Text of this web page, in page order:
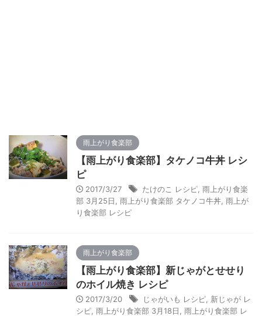
雨上がり食楽部
【雨上がり食楽部】タケノコ牛丼 レシ
ピ
2017/3/27 たけのこ レシピ 雨上がり食楽
部 3月25日
雨上がり食楽部 タケノコ牛丼 雨上が
り食楽部 レシピ
雨上がり食楽部
【雨上がり食楽部】新じゃがとせせり
のホイル焼き レシピ
2017/3/20 じゃがいも レシピ 新じゃが レ
シピ 雨上がり食楽部 3月18日
雨上がり食楽部 レ